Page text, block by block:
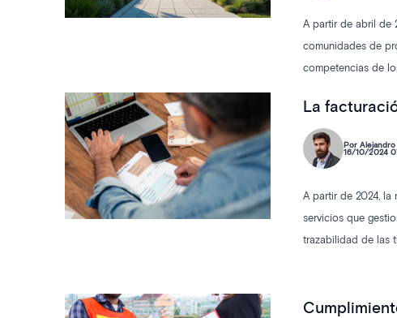
A partir de abril de
comunidades de
competencias de
La
Por Alejandro
16/10/2024
A partir de 2024, la
servicios que
trazabilidad de las